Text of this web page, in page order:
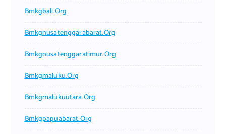
Bmkgbali.org
Bmkgnusatenggarabarat.org
Bmkgnusatenggaratimur.org
Bmkgmaluku.org
Bmkgmalukuutara.org
Bmkgpapuabarat.org